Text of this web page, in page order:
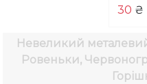
30 ₴
Невеликий
Ровеньки,